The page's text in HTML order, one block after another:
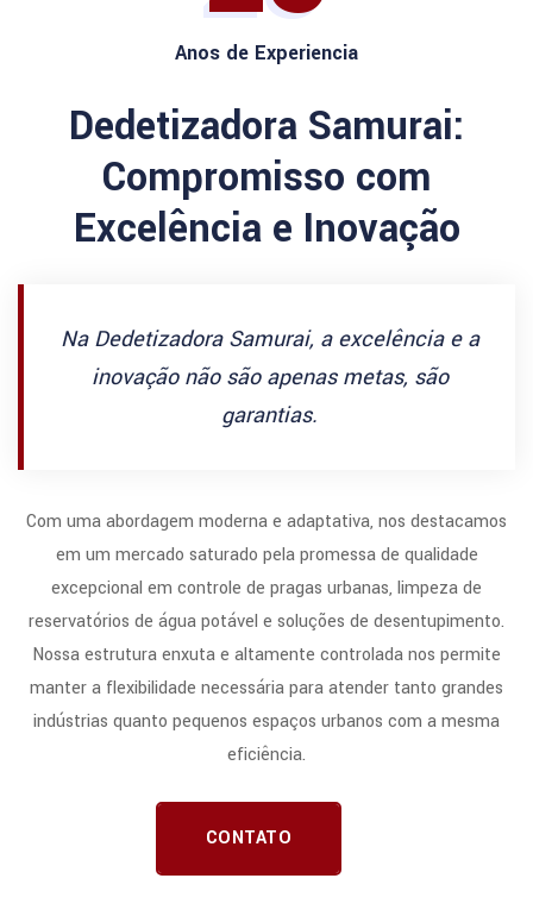
Anos de Experiencia
Dedetizadora Samurai:
Compromisso com
Excelência e Inovação
Na Dedetizadora Samurai, a excelência e a
inovação não são apenas metas, são
garantias.
Com uma abordagem moderna e adaptativa, nos destacamos
em um mercado saturado pela promessa de qualidade
excepcional em controle de pragas urbanas, limpeza de
reservatórios de água potável e soluções de desentupimento.
Nossa estrutura enxuta e altamente controlada nos permite
manter a flexibilidade necessária para atender tanto grandes
indústrias quanto pequenos espaços urbanos com a mesma
eficiência.
CONTATO